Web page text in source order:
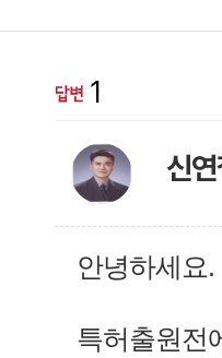
1
신
안녕하세요.
특허출원전